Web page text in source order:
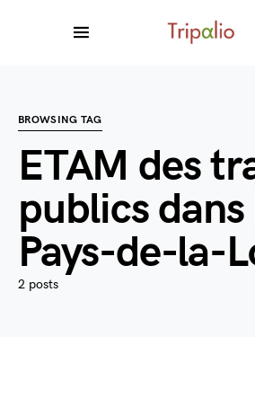
BROWSING TAG
ETAM des
publics dans
Pays-de-la-
2 posts